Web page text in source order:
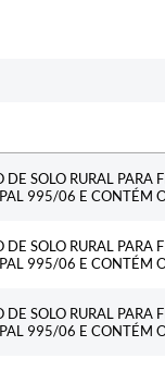
SOLO RURAL PARA
995/06 E CONTÉM
SOLO RURAL PARA
995/06 E CONTÉM
SOLO RURAL PARA
995/06 E CONTÉM